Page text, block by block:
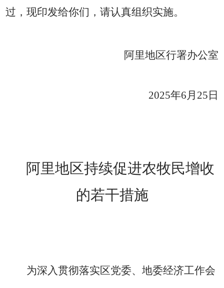
过，现印发给你们，请认真组织实施。
阿里地区行署办公室
2025年6月 25 日
阿里地区持续促进农牧民增收
的若干措施
为深入贯彻落实区党委、地委经济工作会